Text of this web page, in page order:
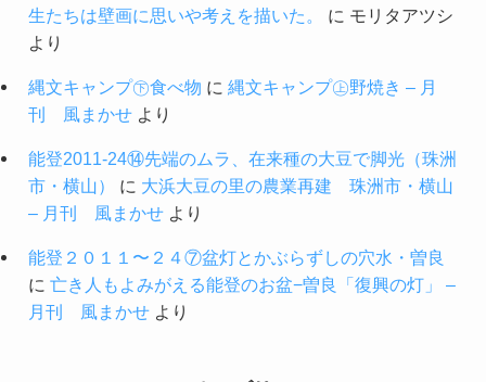
生たちは壁画に思いや考えを描いた。
に モリタアツシ
より
縄文キャンプ㊦食べ物 に 縄文キャンプ㊤野焼き – 月
刊 風まかせより
能登2011-24⑭先端のムラ、在来種の大豆で脚光（珠洲
市・横山）
に 大浜大豆の里の農業再建 珠洲市・横山
– 月刊 風まかせより
能登２０１１〜２４⑦盆灯とかぶらずしの穴水・曽良
に 亡き人もよみがえる能登のお盆−曽良「復興の灯」 –
月刊 風まかせより